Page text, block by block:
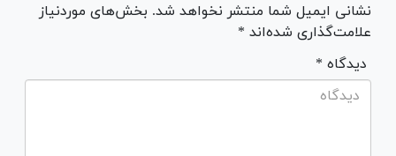
نشانی ایمیل شما منتشر نخواهد شد. بخش‌های موردنیاز
علامت‌گذاری شده‌اند *
* دیدگاه